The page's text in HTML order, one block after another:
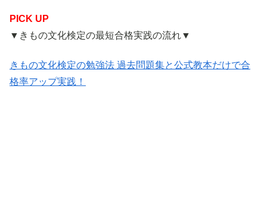
PICK UP
▼きもの文化検定の最短合格実践の流れ▼
きもの文化検定の勉強法 過去問題集と公式教本だけで合
格率アップ実践！